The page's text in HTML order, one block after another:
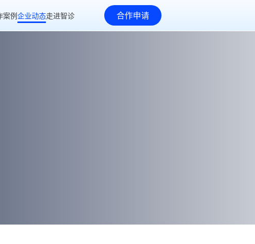
案例企业动态走进智诊 合作申请